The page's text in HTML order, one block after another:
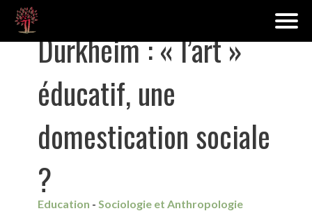
Durkheim : « l’art »
éducatif, une
domestication sociale
?
Education Sociologie et Anthropologie